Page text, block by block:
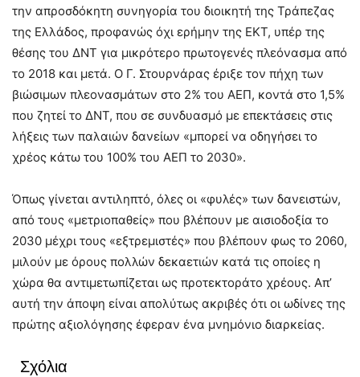
την απροσδόκητη συνηγορία του διοικητή της Τράπεζας
της Ελλάδος, προφανώς όχι ερήμην της ΕΚΤ, υπέρ της
θέσης του ΔΝΤ για μικρότερο πρωτογενές πλεόνασμα από
το 2018 και μετά. Ο Γ. Στουρνάρας έριξε τον πήχη των
βιώσιμων πλεονασμάτων στο 2% του ΑΕΠ, κοντά στο 1,5%
που ζητεί το ΔΝΤ, που σε συνδυασμό με επεκτάσεις στις
λήξεις των παλαιών δανείων «μπορεί να οδηγήσει το
χρέος κάτω του 100% του ΑΕΠ το 2030».
Όπως γίνεται αντιληπτό, όλες οι «φυλές» των δανειστών,
από τους «μετριοπαθείς» που βλέπουν με αισιοδοξία το
2030 μέχρι τους «εξτρεμιστές» που βλέπουν φως το 2060,
μιλούν με όρους πολλών δεκαετιών κατά τις οποίες η
χώρα θα αντιμετωπίζεται ως προτεκτοράτο χρέους. Απ’
αυτή την άποψη είναι απολύτως ακριβές ότι οι ωδίνες της
πρώτης αξιολόγησης έφεραν ένα μνημόνιο διαρκείας.
Σχόλια